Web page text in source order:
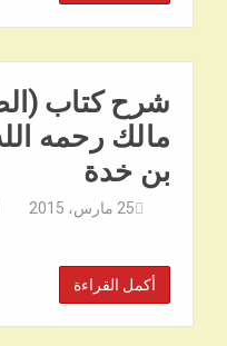
شرح كتاب
مالك رحمه
بن خدة
25 مارس، 2015
أكمل القراءة